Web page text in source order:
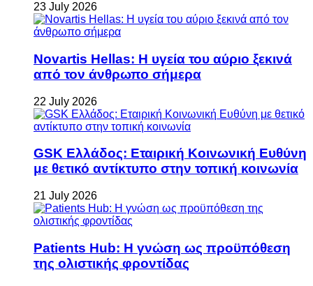
23 July 2026
Novartis Hellas: Η υγεία του αύριο ξεκινά
από τον άνθρωπο σήμερα
22 July 2026
GSK Ελλάδος: Εταιρική Κοινωνική Ευθύνη
με θετικό αντίκτυπο στην τοπική κοινωνία
21 July 2026
Patients Hub: Η γνώση ως προϋπόθεση
της ολιστικής φροντίδας